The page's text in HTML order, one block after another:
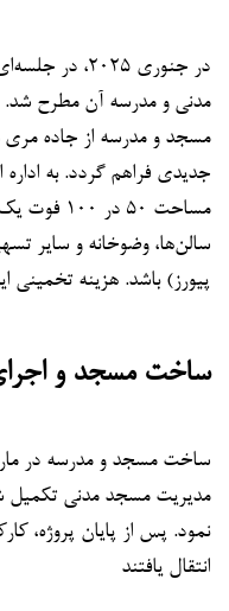
در جنوری
مدنی و مدرسه آن مطرح
مسجد و مدرسه از جاده مری
جدیدی فراهم گردد. به
مساحت ۵۰
سالن‌ها، وضوخانه و سایر
پیورز) باشد. هزینه تخمینی این پروژه ۳۷ میلیون
ساخت مسجد و
ساخت مسجد و مدرسه در
مدیریت مسجد مدنی تکمیل
نمود. پس از پایان پروژه،
انتقال یافتند